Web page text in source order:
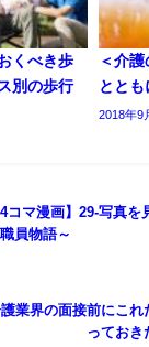
くべき歩
別の歩行
＜介
とと
2018年9
4コマ漫画】29-写真
員物語～
業界の面接前にこれ
っておき